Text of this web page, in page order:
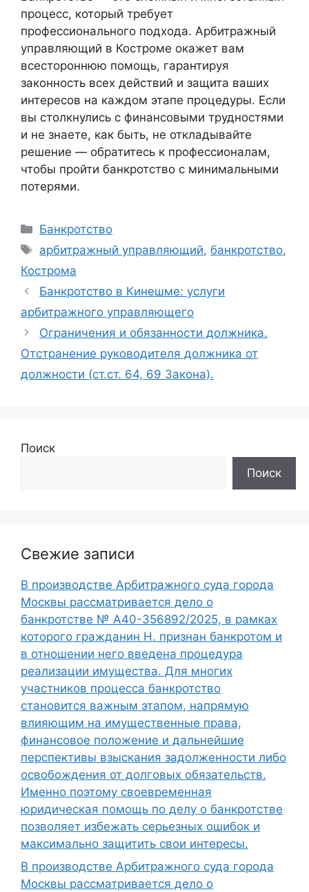
процесс, который требует
профессионального подхода. Арбитражный
управляющий в Костроме окажет вам
всестороннюю помощь, гарантируя
законность всех действий и защита ваших
интересов на каждом этапе процедуры. Если
вы столкнулись с финансовыми трудностями
и не знаете, как быть, не откладывайте
решение — обратитесь к профессионалам,
чтобы пройти банкротство с минимальными
потерями.
Рубрики
Банкротство
Метки
арбитражный управляющий,банкротство,
Кострома
Банкротство в Кинешме: услуги
арбитражного управляющего
Ограничения и обязанности должника.
Отстранение руководителя должника от
должности (ст.ст. 64, 69 Закона).
Поиск
Поиск
Свежие записи
В производстве Арбитражного суда города
Москвы рассматривается дело о
банкротстве № А40-356892/2025, в рамках
которого гражданин Н. признан банкротом и
в отношении него введена процедура
реализации имущества. Для многих
участников процесса банкротство
становится важным этапом, напрямую
влияющим на имущественные права,
финансовое положение и дальнейшие
перспективы взыскания задолженности либо
освобождения от долговых обязательств.
Именно поэтому своевременная
юридическая помощь по делу о банкротстве
позволяет избежать серьезных ошибок и
максимально защитить свои интересы.
В производстве Арбитражного суда города
Москвы рассматривается дело о